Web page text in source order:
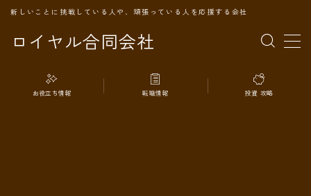
ロイヤル合同会社
新しいことに挑戦している人や、頑張っている人を応援する会社
MENU
TOPページ
お役立ち情報 転職情報 投資 攻略